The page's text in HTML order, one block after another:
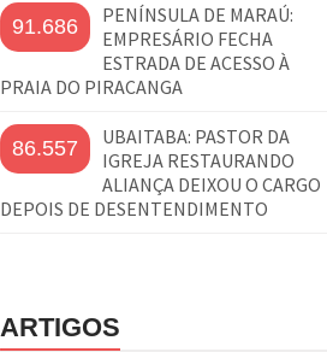
91.686
PENÍNSULA DE MARAÚ:
EMPRESÁRIO FECHA
ESTRADA DE ACESSO À
PRAIA DO PIRACANGA
86.557
UBAITABA: PASTOR DA
IGREJA RESTAURANDO
ALIANÇA DEIXOU O CARGO
DEPOIS DE DESENTENDIMENTO
ARTIGOS